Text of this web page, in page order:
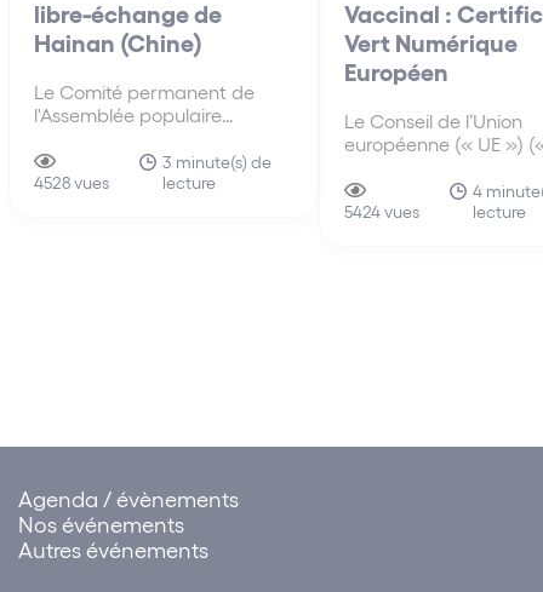
libre-échange de
Hainan (Chine)
Le Comité permanent de
l'Assemblée populaire
législatif suprême de la
Chine, a adopté le 10 juin
4528 vues
3 minute(s) de
lecture
Vaccinal :
Vert Numérique
Européen
Le Conseil de l’Union
européenne (« UE »)
avril 2021, un mandat
négociation avec le
5424 vues
4
lecture
Agenda / évènements
Nos événements
Autres événements